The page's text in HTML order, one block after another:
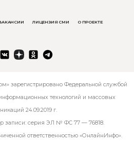
ЛИЦЕНЗИЯ СМИ О ПРОЕКТЕ
зарегистрировано Федеральной службой
технологий и массовых
24.09.2019 г.
записи: серия ЭЛ № ФС 77 — 76818.
ответственностью «ОнлайнИнфо».